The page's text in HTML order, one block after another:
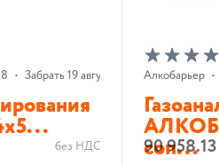
• Забрать 19 августа 2026 г.
без НДС
Алкобарьер •
соп...
90